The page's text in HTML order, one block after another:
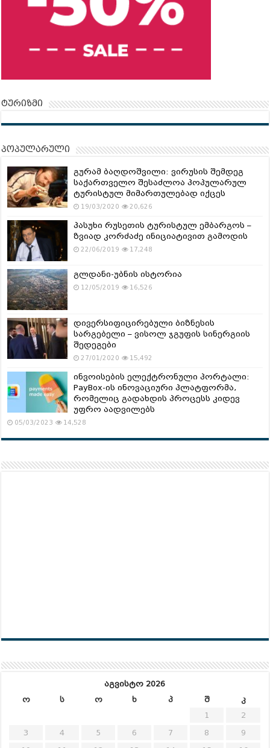
ტურიზმი
პოპულარული
გურამ ბაღდოშვილი: ვირუსის შემდეგ
საქართველო შესაძლოა პოპულარულ
ტურისტულ მიმართულებად იქცეს
19/03/2020 20,626
პასუხი რუსეთის ტურისტულ ემბარგოს –
ზვიად კორძაძე ინიციატივით გამოდის
22/06/2019 17,248
გლდანი-უბნის ისტორია
12/05/2019 16,526
დივერსიფიცირებული ბიზნესის
სარგებელი – ვისოლ ჯგუფის სინერგიის
შედეგები
27/01/2020 15,492
ინვოისების ელექტრონული პორტალი:
PayBox-ის ინოვაციური პლატფორმა,
რომელიც გადახდის პროცესს კიდევ
უფრო აადვილებს
05/03/2023 14,528
აგვისტო 2026
ო
ს ო ხ პ შ
კ
1
2
3
4 5 6 7 8
9